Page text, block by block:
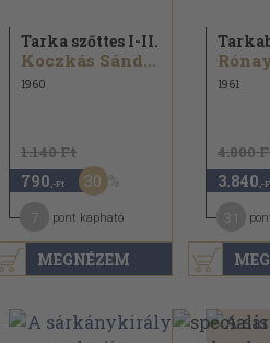
MEGNÉZEM
Tarka szőttes I-II.
Koczkás Sándor...
1960
1.140 Ft
790 ,-Ft 30
pont kapható
1961
4.800
3.840 ,-